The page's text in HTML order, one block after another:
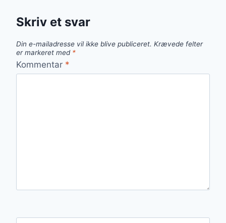
Skriv et svar
Din e-mailadresse vil ikke blive publiceret. Krævede felter
er markeret med *
Kommentar *